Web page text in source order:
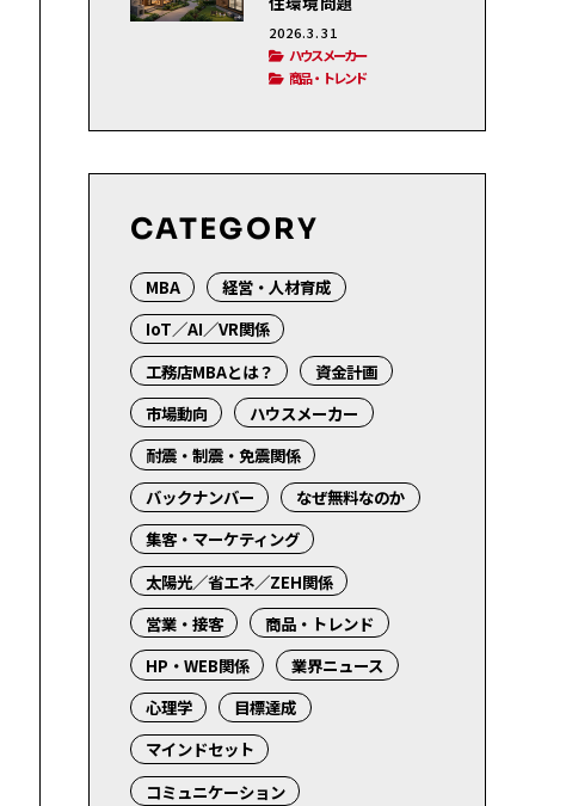
2026.3.31
ハウスメーカー
商品・トレンド
CATEGORY
MBA
経営・人材育成
IoT／AI／VR関係
工務店MBAとは？
資金計画
市場動向
ハウスメーカー
耐震・制震・免震関係
バックナンバー
なぜ無料なのか
集客・マーケティング
太陽光／省エネ／ZEH関係
営業・接客
商品・トレンド
HP・WEB関係
業界ニュース
心理学
目標達成
マインドセット
コミュニケーション